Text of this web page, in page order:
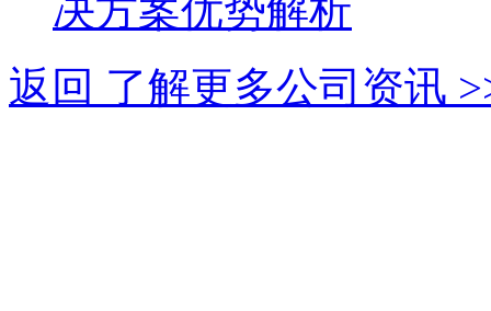
决方案优势解析
返回 了解更多公司资讯